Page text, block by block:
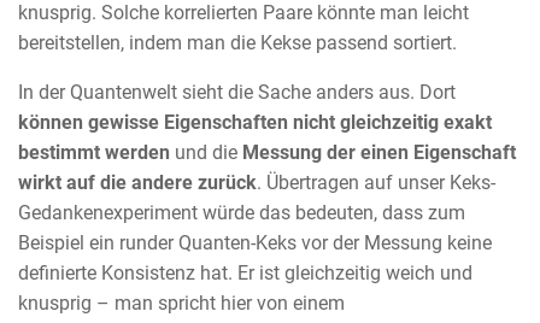
knusprig. Solche korrelierten Paare könnte man leicht
bereitstellen, indem man die Kekse passend sortiert.
In der Quantenwelt sieht die Sache anders aus. Dort
können gewisse Eigenschaften nicht gleichzeitig exakt
bestimmt werden und die Messung der einen Eigenschaft
wirkt auf die andere zurück. Übertragen auf unser Keks-
Gedankenexperiment würde das bedeuten, dass zum
Beispiel ein runder Quanten-Keks vor der Messung keine
definierte Konsistenz hat. Er ist gleichzeitig weich und
knusprig – man spricht hier von einem